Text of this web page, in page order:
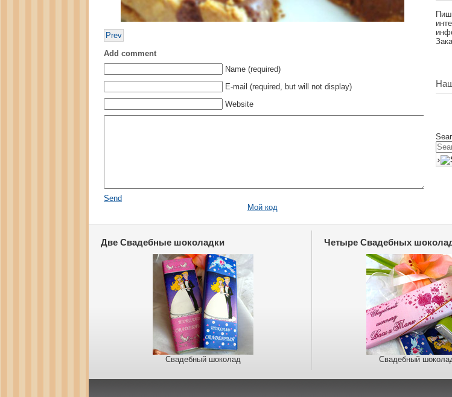
Prev
Add comment
Name (required)
E-mail (required, but will not display)
Website
Send
Мой код
Две Свадебные шоколадки
Свадебный шоколад
Четыре Свадебных
Свадебный